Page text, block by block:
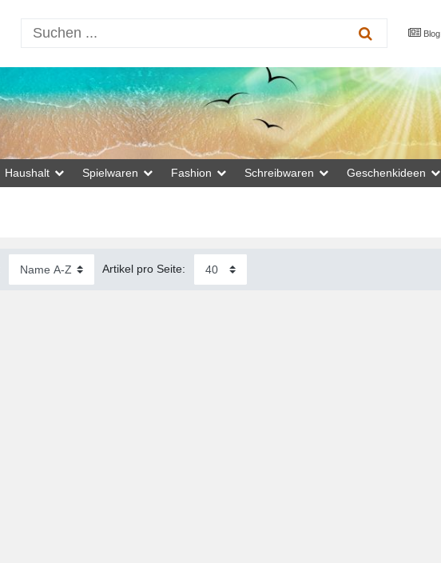
Blog
Haushalt Spielwaren Fashion Schreibwaren Geschenkideen
Artikel pro Seite: